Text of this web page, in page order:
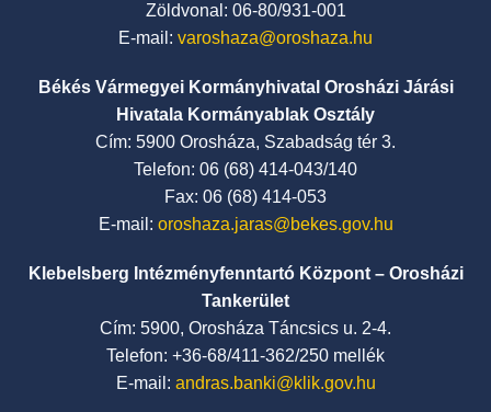
Zöldvonal: 06-80/931-001
E-mail: varoshaza@oroshaza.hu
Békés Vármegyei Kormányhivatal Orosházi Járási
Hivatala Kormányablak Osztály
Cím: 5900 Orosháza, Szabadság tér 3.
Telefon: 06 (68) 414-043/140
Fax: 06 (68) 414-053
E-mail: oroshaza.jaras@bekes.gov.hu
Klebelsberg Intézményfenntartó Központ – Orosházi
Tankerület
Cím: 5900, Orosháza Táncsics u. 2-4.
Telefon: +36-68/411-362/250 mellék
E-mail: andras.banki@klik.gov.hu